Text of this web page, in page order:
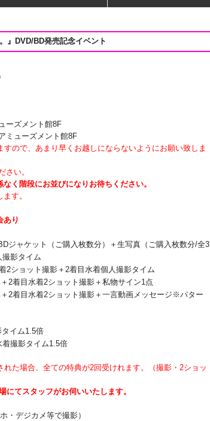
』DVD/BD発売記念イベント
ーズメント館8F
ミューズメント館8F
ので、あまり早くお越しにならないようにお願い致しま
さい。
く階段にお並びになりお待ちください。
す。
あり
ジャケット（ご購入枚数分）＋生写真（ご購入枚数分/全3
撮影タイム
2ショット撮影＋2着目水着個人撮影タイム
2着目水着2ショット撮影＋私物サイン1点
＋2着目水着2ショット撮影＋一言動画メッセージ※パター
イム1.5倍
撮影タイム1.5倍
た場合、全ての特典が2回受けれます。（撮影・2ショッ
てスタッフがお伺いいたします。
・デジカメ等で撮影）